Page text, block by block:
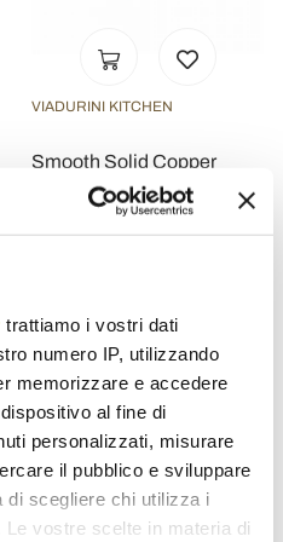
trattiamo i vostri dati
numero IP, utilizzando
memorizzare e accedere
al fine di
personalizzati, misurare
il pubblico e sviluppare
di scegliere chi utilizza i
vostre scelte in materia di
VIADURINI KITCHEN
Smooth Solid Copper
Bastardella with Wooden
Handle 26 cm - Giampiero